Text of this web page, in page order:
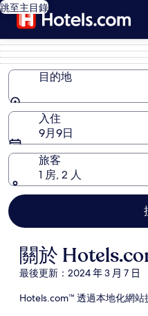
跳至主目錄
目的地
目的地
入住
9月9日
旅客
1 房, 2 人
關於
最後更新： 2024 年 3 月 7 日
Hotels.com™ 透過本地化網站